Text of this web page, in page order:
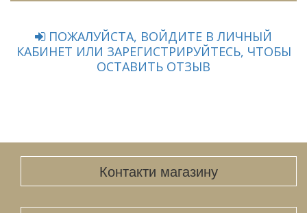
ПОЖАЛУЙСТА, ВОЙДИТЕ В ЛИЧНЫЙ
КАБИНЕТ ИЛИ ЗАРЕГИСТРИРУЙТЕСЬ, ЧТОБЫ
ОСТАВИТЬ ОТЗЫВ
Контакти магазину